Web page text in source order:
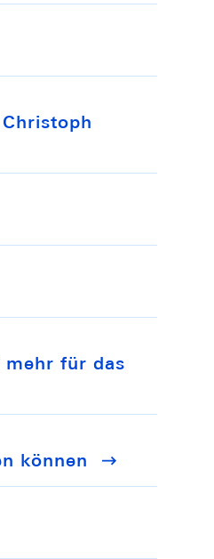
mehr für das
können